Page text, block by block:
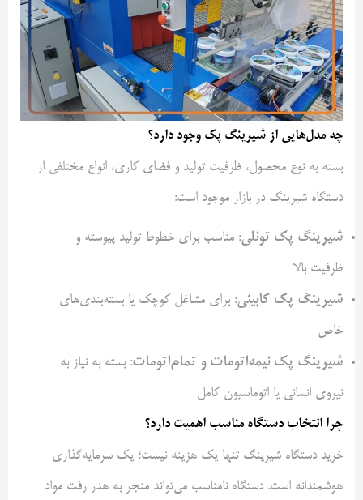
چه مدل‌هایی از شیرینگ پک وجود دارد؟
بسته به نوع محصول، ظرفیت تولید و فضای کاری، انواع مختلفی از
دستگاه شیرینگ در بازار موجود است:
شیرینگ پک تونلی: مناسب برای خطوط تولید پیوسته و
ظرفیت بالا
شیرینگ پک کابینی: برای مشاغل کوچک یا بسته‌بندی‌های
خاص
شیرینگ پک نیمه‌اتومات و تمام‌اتومات: بسته به نیاز به
نیروی انسانی یا اتوماسیون کامل
چرا انتخاب دستگاه مناسب اهمیت دارد؟
خرید دستگاه شیرینگ تنها یک هزینه نیست؛ یک سرمایه‌گذاری
هوشمندانه است. دستگاه نامناسب می‌تواند منجر به هدر رفت مواد